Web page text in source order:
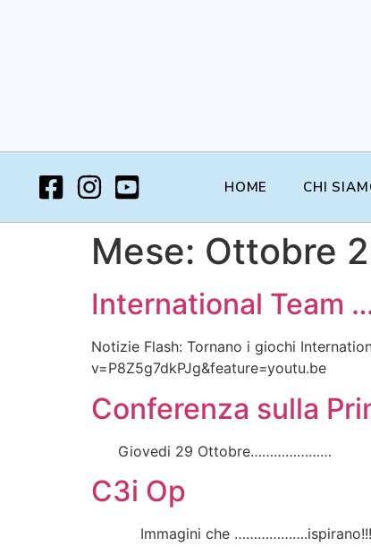
HOME CHI
Mese: Ottobre
International Team
Notizie Flash: Tornano i giochi
v=P8Z5g7dkPJg&feature=youtu.be
Conferenza sulla
Giovedi 29 Ottobre…………………
C3i Op
Immagini che